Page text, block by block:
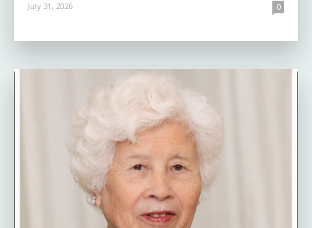
July 31, 2026 0